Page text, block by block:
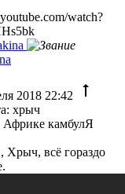
watch?
2018 22:42
хрыч
Африке камбулЯ
Хрыч, всё гораздо